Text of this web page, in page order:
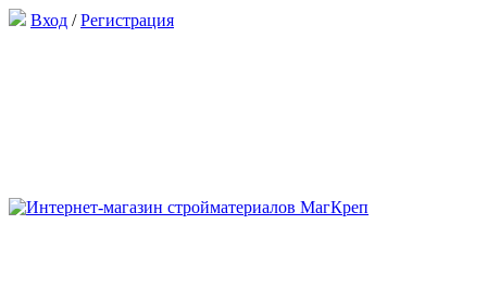
Вход /Регистрация